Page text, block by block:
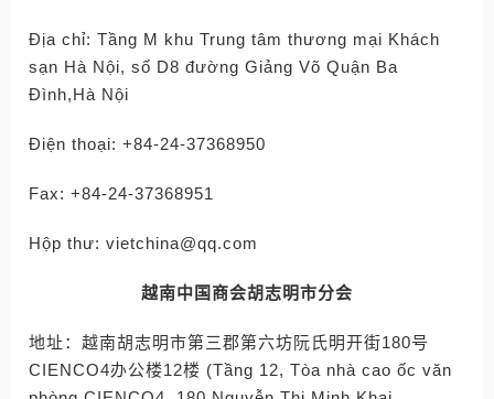
Địa chỉ: Tầng M khu Trung tâm thương mại Khách
sạn Hà Nội, số D8 đường Giảng Võ Quận Ba
Đình,Hà Nội
Điện thoại: +84-24-37368950
Fax: +84-24-37368951
Hộp thư: vietchina@qq.com
越南中国商会胡志明市分会
地址：越南胡志明市第三郡第六坊阮氏明开街180号
CIENCO4办公楼12楼 (Tầng 12, Tòa nhà cao ốc văn